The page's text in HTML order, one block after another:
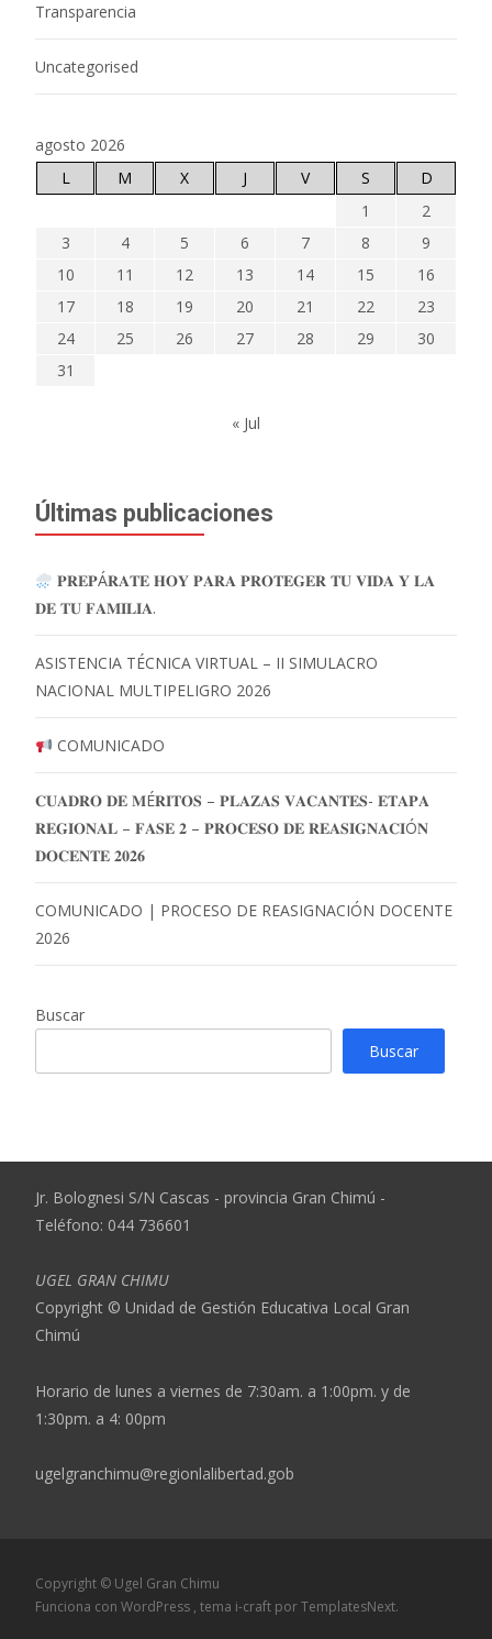
Transparencia
Uncategorised
agosto 2026
L
M X J V S
D
1
2
3
4 5 6 7 8
9
10
11 12 13 14 15
16
17
18 19 20 21 22
23
24
25 26 27 28 29
30
31
« Jul
Últimas publicaciones
𝐏𝐑𝐄𝐏Á𝐑𝐀𝐓𝐄 𝐇𝐎𝐘 𝐏𝐀𝐑𝐀 𝐏𝐑𝐎𝐓𝐄𝐆𝐄𝐑 𝐓𝐔 𝐕𝐈𝐃𝐀 𝐘 𝐋𝐀
𝐃𝐄 𝐓𝐔 𝐅𝐀𝐌𝐈𝐋𝐈𝐀.
ASISTENCIA TÉCNICA VIRTUAL – II SIMULACRO
NACIONAL MULTIPELIGRO 2026
COMUNICADO
𝐂𝐔𝐀𝐃𝐑𝐎 𝐃𝐄 𝐌É𝐑𝐈𝐓𝐎𝐒 – 𝐏𝐋𝐀𝐙𝐀𝐒 𝐕𝐀𝐂𝐀𝐍𝐓𝐄𝐒- 𝐄𝐓𝐀𝐏𝐀
𝐑𝐄𝐆𝐈𝐎𝐍𝐀𝐋 – 𝐅𝐀𝐒𝐄 𝟐 – 𝐏𝐑𝐎𝐂𝐄𝐒𝐎 𝐃𝐄 𝐑𝐄𝐀𝐒𝐈𝐆𝐍𝐀𝐂𝐈Ó𝐍
𝐃𝐎𝐂𝐄𝐍𝐓𝐄 𝟐𝟎𝟐𝟔
COMUNICADO | PROCESO DE REASIGNACIÓN DOCENTE
2026
Buscar
Buscar
Jr. Bolognesi S/N Cascas - provincia Gran Chimú -
Teléfono: 044 736601
UGEL GRAN CHIMU
Copyright © Unidad de Gestión Educativa Local Gran
Chimú
Horario de lunes a viernes de 7:30am. a 1:00pm. y de
1:30pm. a 4: 00pm
ugelgranchimu@regionlalibertad.gob
Copyright © Ugel Gran Chimu
Funciona con WordPress , tema i-craft por TemplatesNext.